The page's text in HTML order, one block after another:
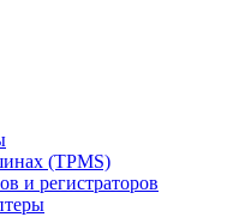
(TPMS)
и регистраторов